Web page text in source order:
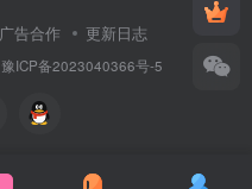
广告合作 更新日志
豫ICP备2023040366号-5